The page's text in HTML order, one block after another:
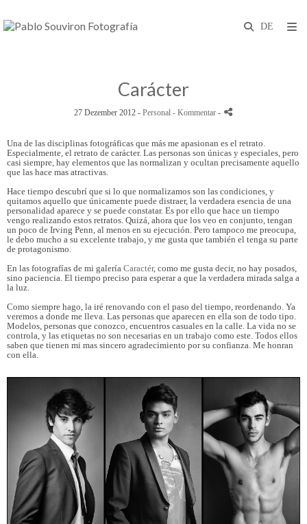
Carácter
27 Dezember 2012 - Personal - Kommentar -
Una de las disciplinas fotográficas que más me apasionan es el retrato.
Especialmente, el retrato de carácter. Las personas son únicas y especiales, pero
casi siempre, hay elementos que las normalizan y ocultan precisamente aquello
que las hace mas atractivas.
Hace tiempo descubrí que si lo que normalizamos son las condiciones, y
quitamos aquello que únicamente puede distraer, la verdadera esencia de una
personalidad aparece y se puede constatar. Es por ello que hace un tiempo
vengo realizando estos retratos. Quizá, ahora que los veo en conjunto, tengan
un poco de Irving Penn, al menos en su ejecución. Pero tampoco me preocupa,
le debo mucho a su excelente trabajo, y me gusta que también el tenga su parte
de protagonismo.
En las fotografías de mi galería Caractér, como me gusta decir, no hay posados,
sino paciencia. El tiempo preciso para esperar a que la verdadera mirada salga a
la luz.
Como siempre hago, la iré renovando con el paso del tiempo, reordenando. Ya
veremos a donde me lleva. Las personas que aparecen en ella son de todo tipo.
Modelos, personas que conozco, encuentros casuales en la calle. La vida no se
controla, y las etiquetas no son necesarias en un trabajo como este. Todos ellos
saben que tienen mi mas sincero agradecimiento por su confianza. Me honran
con ella.